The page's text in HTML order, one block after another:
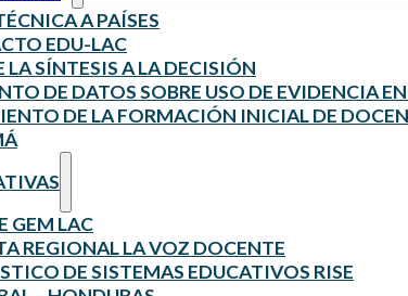
A PAÍSES
EDU-LAC
LA SÍNTESIS A LA DECISIÓN
DE DATOS SOBRE USO DE EVIDENCIA
DE LA FORMACIÓN INICIAL DE
GEM LAC
REGIONAL LA VOZ DOCENTE
DE SISTEMAS EDUCATIVOS RISE